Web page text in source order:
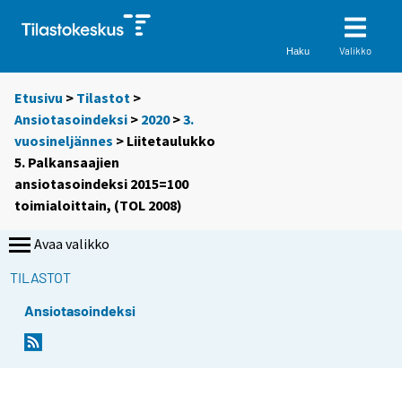
Haku Valikko
Etusivu > Tilastot >
Ansiotasoindeksi > 2020>3.
vuosineljännes > Liitetaulukko
5. Palkansaajien
ansiotasoindeksi 2015=100
toimialoittain, (TOL 2008)
Avaa valikko
TILASTOT
Ansiotasoindeksi